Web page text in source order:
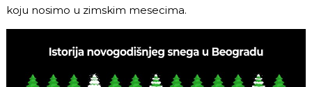
koju nosimo u zimskim mesecima.